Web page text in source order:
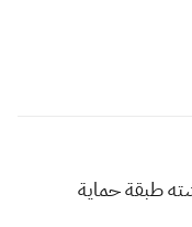
طبقة حماية